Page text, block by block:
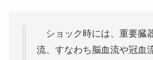
ショック時には、重要臓
流、すなわち脳血流や冠血